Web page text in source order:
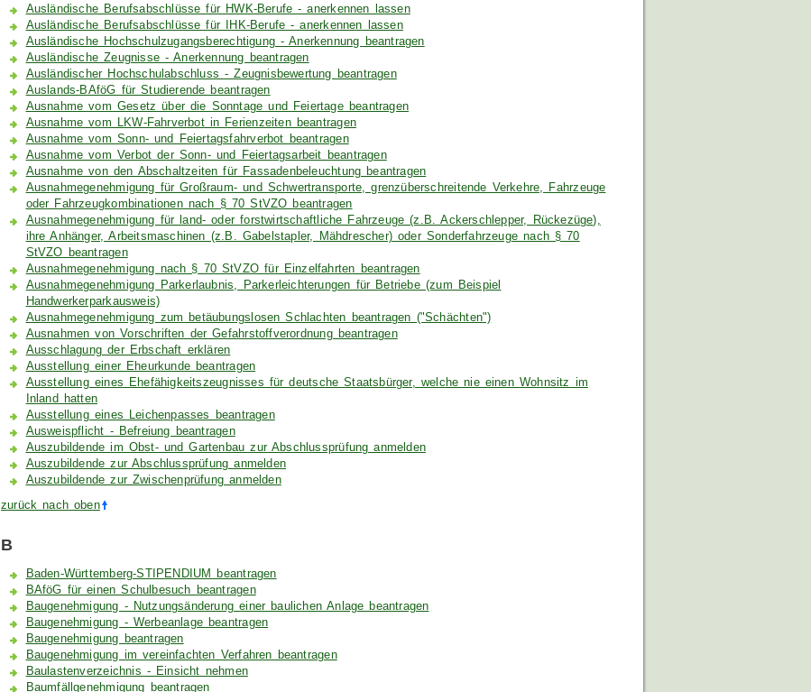
Ausländische Berufsabschlüsse für HWK-Berufe - anerkennen lassen
Ausländische Berufsabschlüsse für IHK-Berufe - anerkennen lassen
Ausländische Hochschulzugangsberechtigung - Anerkennung beantragen
Ausländische Zeugnisse - Anerkennung beantragen
Ausländischer Hochschulabschluss - Zeugnisbewertung beantragen
Auslands-BAföG für Studierende beantragen
Ausnahme vom Gesetz über die Sonntage und Feiertage beantragen
Ausnahme vom LKW-Fahrverbot in Ferienzeiten beantragen
Ausnahme vom Sonn- und Feiertagsfahrverbot beantragen
Ausnahme vom Verbot der Sonn- und Feiertagsarbeit beantragen
Ausnahme von den Abschaltzeiten für Fassadenbeleuchtung beantragen
Ausnahmegenehmigung für Großraum- und Schwertransporte, grenzüberschreitende Verkehre, Fahrzeuge
oder Fahrzeugkombinationen nach § 70 StVZO beantragen
Ausnahmegenehmigung für land- oder forstwirtschaftliche Fahrzeuge (z.B. Ackerschlepper, Rückezüge),
ihre Anhänger, Arbeitsmaschinen (z.B. Gabelstapler, Mähdrescher) oder Sonderfahrzeuge nach § 70
StVZO beantragen
Ausnahmegenehmigung nach § 70 StVZO für Einzelfahrten beantragen
Ausnahmegenehmigung Parkerlaubnis, Parkerleichterungen für Betriebe (zum Beispiel
Handwerkerparkausweis)
Ausnahmegenehmigung zum betäubungslosen Schlachten beantragen ("Schächten")
Ausnahmen von Vorschriften der Gefahrstoffverordnung beantragen
Ausschlagung der Erbschaft erklären
Ausstellung einer Eheurkunde beantragen
Ausstellung eines Ehefähigkeitszeugnisses für deutsche Staatsbürger, welche nie einen Wohnsitz im
Inland hatten
Ausstellung eines Leichenpasses beantragen
Ausweispflicht - Befreiung beantragen
Auszubildende im Obst- und Gartenbau zur Abschlussprüfung anmelden
Auszubildende zur Abschlussprüfung anmelden
Auszubildende zur Zwischenprüfung anmelden
zurück nach oben
B
Baden-Württemberg-STIPENDIUM beantragen
BAföG für einen Schulbesuch beantragen
Baugenehmigung - Nutzungsänderung einer baulichen Anlage beantragen
Baugenehmigung - Werbeanlage beantragen
Baugenehmigung beantragen
Baugenehmigung im vereinfachten Verfahren beantragen
Baulastenverzeichnis - Einsicht nehmen
Baumfällgenehmigung beantragen